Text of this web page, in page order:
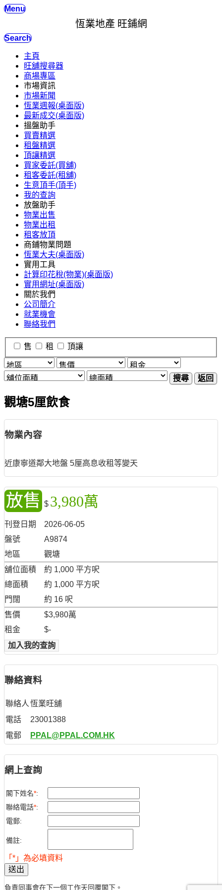
Menu
恆業地產 旺鋪網
Search
主頁
旺舖搜尋器
商場專區
市場資訊
市場新聞
恆業週報(桌面版)
最新成交(桌面版)
搵盤助手
買賣精選
租盤精選
頂讓精選
買家委託(買舖)
租客委託(租舖)
生意頂手(頂手)
我的查詢
放盤助手
物業出售
物業出租
租客放頂
商鋪物業問題
恆業大夫(桌面版)
實用工具
計算印花稅(物業)(桌面版)
實用網址(桌面版)
關於我們
公司簡介
就業機會
聯絡我們
售 租 頂讓
搜尋 返回
觀塘5厘飲食
物業內容
近康寧道鄰大地盤 5厘高息收租等變天
放售 $ 3,980萬
刊登日期
2026-06-05
盤號
A9874
地區
觀塘
舖位面積
約 1,000 平方呎
總面積
約 1,000 平方呎
門闊
約 16 呎
售價
$3,980萬
租金
$-
加入我的查詢
聯絡資料
聯絡人 恆業旺舖
電話
23001388
電郵
PPAL@PPAL.COM.HK
網上查詢
閣下姓名*:
聯絡電話*:
電郵:
備註:
「*」為必填資料
送出
負責同事會在下一個工作天回覆閣下。